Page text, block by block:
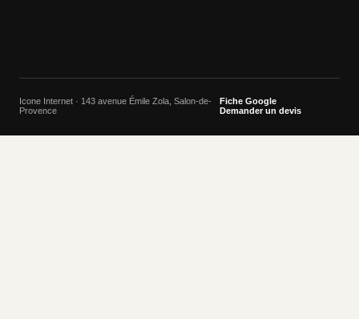
Icone Internet · 143 avenue Émile Zola, Salon-de-
Provence
Fiche Google
Demander un devis